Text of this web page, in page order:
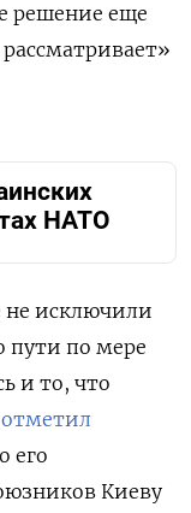
решение еще
НАТО
не исключили
пути по мере
и то, что
отметил
его
Киеву